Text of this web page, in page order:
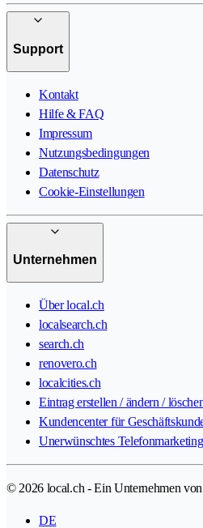
Support
Kontakt
Hilfe & FAQ
Impressum
Nutzungsbedingungen
Datenschutz
Cookie-Einstellungen
Unternehmen
Über local.ch
localsearch.ch
search.ch
renovero.ch
localcities.ch
Eintrag erstellen / ändern /
Kundencenter für
Unerwünschtes Telefonmarketing
© 2026 local.ch - Ein Unternehmen von
DE